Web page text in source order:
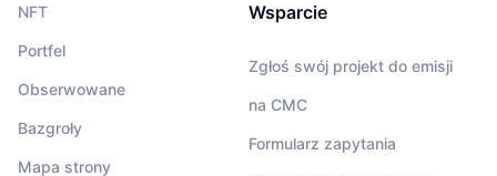
NFT
Portfel
Obserwowane
Bazgroły
Mapa strony
Wsparcie
Zgłoś swój projekt do emisji
na CMC
Formularz zapytania